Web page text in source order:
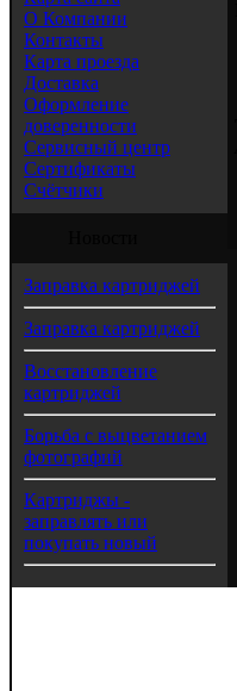
О Компании
Контакты
Карта проезда
Доставка
Оформление
доверенности
Сервисный центр
Сертификаты
Счётчики
Заправка картриджей
Заправка картриджей
Восстановление
картриджей
Борьба с выцветанием
фотографий
Картриджы -
заправлять или
покупать новый